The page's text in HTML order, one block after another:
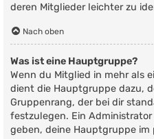
deren Mitglieder leichter zu
Nach oben
Was ist eine Hauptgruppe?
Wenn du Mitglied in mehr als
dient die Hauptgruppe dazu,
Gruppenrang, der bei dir
festzulegen. Ein
geben, deine Hauptgruppe